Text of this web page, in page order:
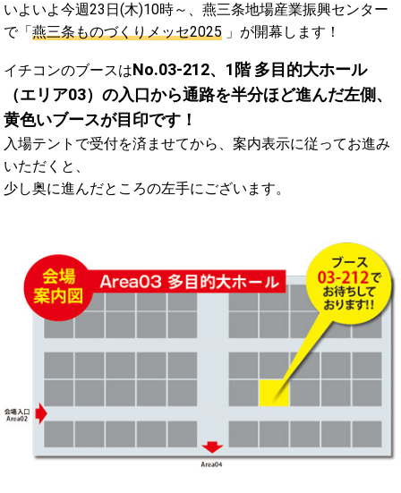
いよいよ今週23日(木)10時～、燕三条地場産業振興センター
で「燕三条ものづくりメッセ2025 」が開幕します！
イチコンのブースはNo.03-212、1階 多目的大ホール
（エリア03）の入口から通路を半分ほど進んだ左側、
黄色いブースが目印です！
入場テントで受付を済ませてから、案内表示に従ってお進み
いただくと、
少し奥に進んだところの左手にございます。